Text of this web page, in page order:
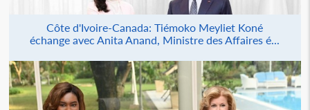
Côte d'Ivoire-Canada: Tiémoko Meyliet Koné
échange avec Anita Anand, Ministre des Affaires é...